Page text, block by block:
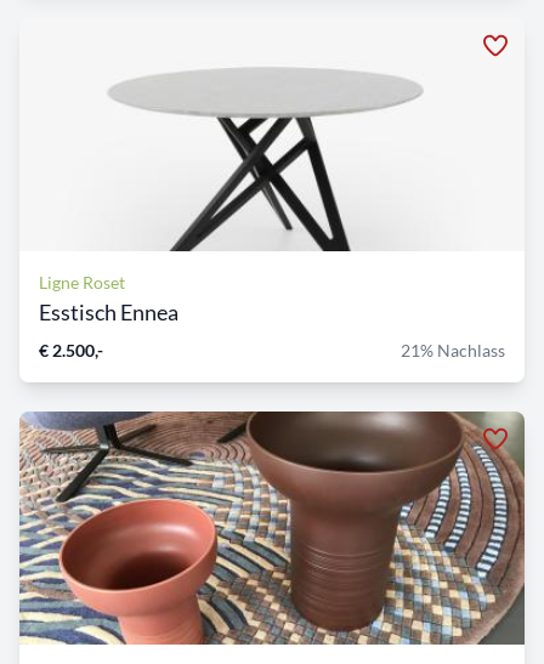
Ligne Roset
Esstisch Ennea
€ 2.500,- 21% Nachlass